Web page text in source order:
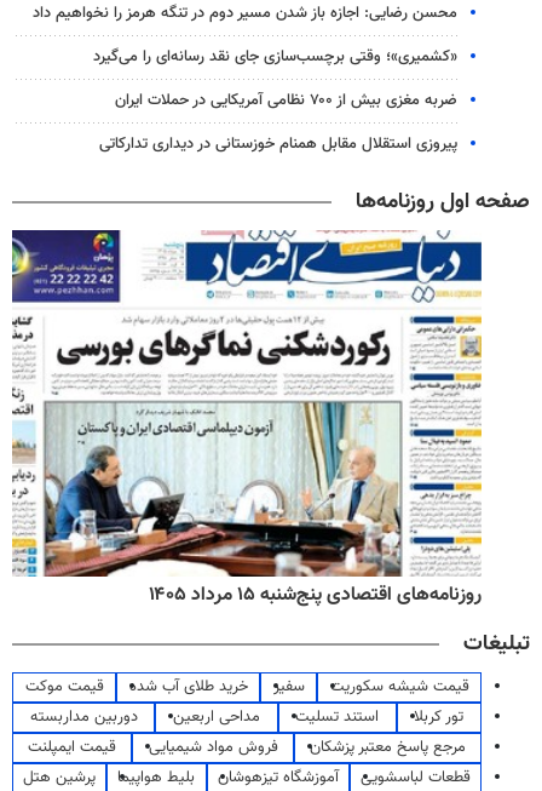
محسن رضایی: اجازه باز شدن مسیر دوم در تنگه هرمز را نخواهیم داد
«کشمیری»؛ وقتی برچسب‌سازی جای نقد رسانه‌ای را می‌گیرد
ضربه مغزی بیش از ۷۰۰ نظامی آمریکایی در حملات ایران
پیروزی استقلال مقابل همنام خوزستانی در دیداری تدارکاتی
صفحه اول روزنامه‌ها
روزنامه‌های اقتصادی پنج‌شنبه ۱۵ مرداد ۱۴۰۵
تبلیغات
قیمت شیشه سکوریت سفیر خرید طلای آب شده
قیمت موکت
تور کربلا
استند تسلیت مداحی اربعین
دوربین مداربسته
مرجع پاسخ معتبر پزشکان
فروش مواد شیمیایی
قیمت ایمپلنت
قطعات لباسشویی
آموزشگاه تیزهوشان بلیط هواپیما
پرشین هتل